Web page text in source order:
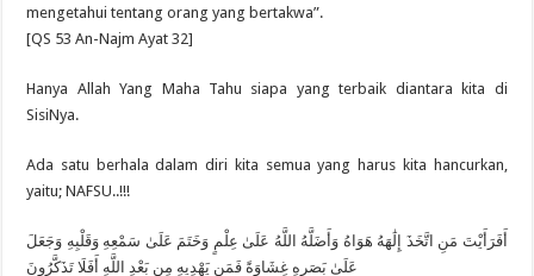
mengetahui tentang orang yang bertakwa”.
[QS 53 An-Najm Ayat 32]
Hanya Allah Yang Maha Tahu siapa yang terbaik diantara kita di
SisiNya.
Ada satu berhala dalam diri kita semua yang harus kita hancurkan,
yaitu; NAFSU..!!!
أَفَرَأَيْتَ مَنِ اتَّخَذَ إِلَٰهَهُ هَوَاهُ وَأَضَلَّهُ اللَّهُ عَلَىٰ عِلْمٍ وَخَتَمَ عَلَىٰ سَمْعِهِ وَقَلْبِهِ وَجَعَلَ
عَلَىٰ بَصَرِهِ غِشَاوَةً فَمَن يَهْدِيهِ مِن بَعْدِ اللَّهِ أَفَلَا تَذَكَّرُونَ